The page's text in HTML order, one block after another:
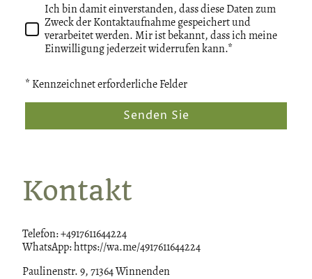
Ich bin damit einverstanden, dass diese Daten zum
Zweck der Kontaktaufnahme gespeichert und
verarbeitet werden. Mir ist bekannt, dass ich meine
Einwilligung jederzeit widerrufen kann.*
* Kennzeichnet erforderliche Felder
Senden Sie
Kontakt
Telefon: +4917611644224
WhatsApp: https://wa.me/4917611644224
Paulinenstr. 9, 71364 Winnenden